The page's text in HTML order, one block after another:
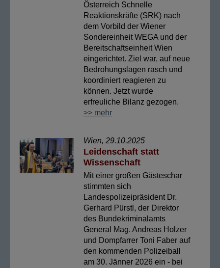
Österreich Schnelle
Reaktionskräfte (SRK) nach
dem Vorbild der Wiener
Sondereinheit WEGA und der
Bereitschaftseinheit Wien
eingerichtet. Ziel war, auf neue
Bedrohungslagen rasch und
koordiniert reagieren zu
können. Jetzt wurde
erfreuliche Bilanz gezogen.
>> mehr
Wien, 29.10.2025
Leidenschaft statt
Wissenschaft
Mit einer großen Gästeschar
stimmten sich
Landespolizeipräsident Dr.
Gerhard Pürstl, der Direktor
des Bundekriminalamts
General Mag. Andreas Holzer
und Dompfarrer Toni Faber auf
den kommenden Polizeiball
am 30. Jänner 2026 ein - bei